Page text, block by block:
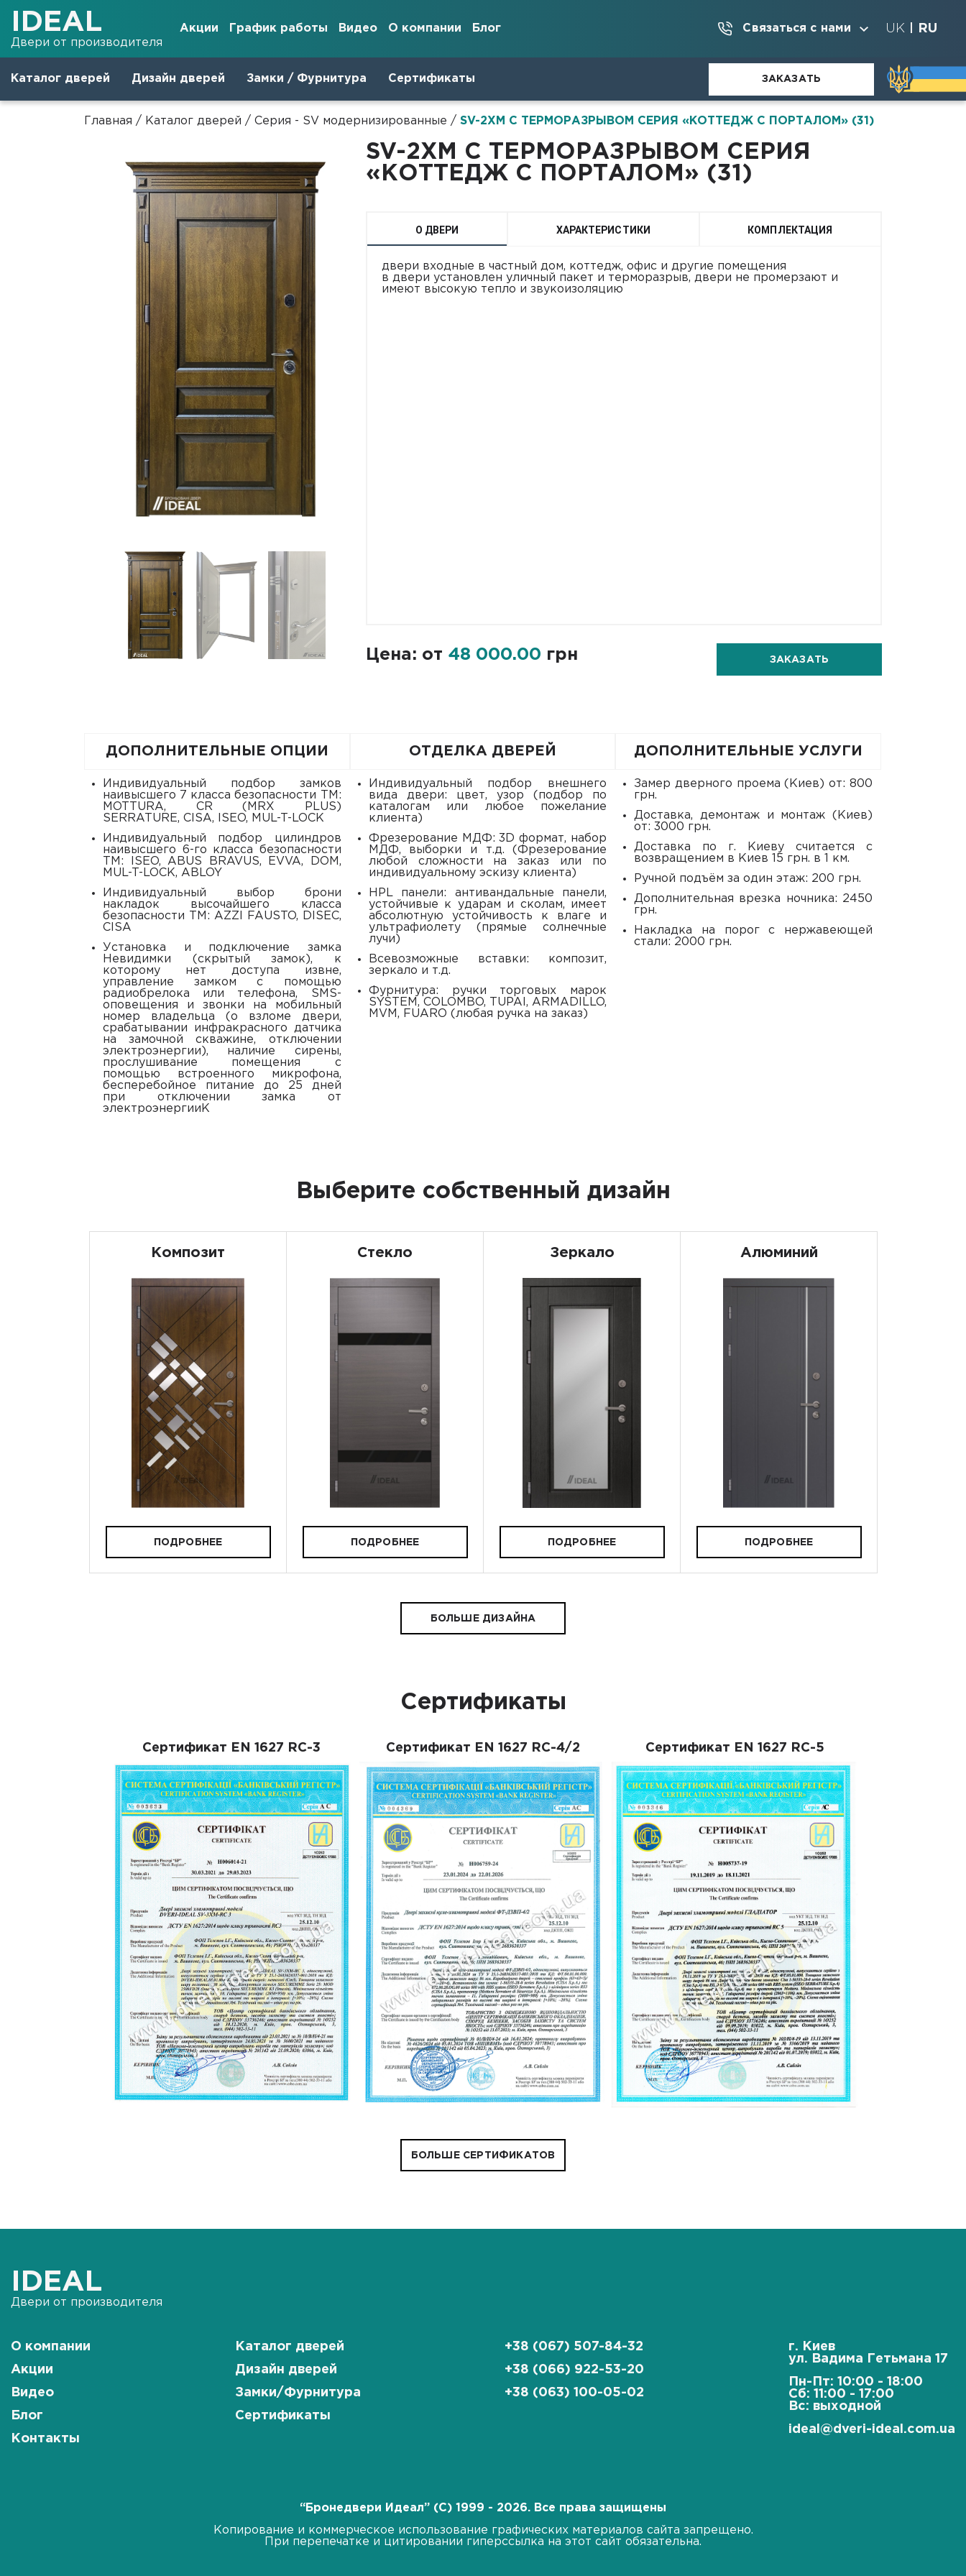
IDEAL
Двери от производителя
Акции График работы Видео О компании Блог Связаться с нами UK RU
Каталог дверей Дизайн дверей Замки / Фурнитура Сертификаты ЗАКАЗАТЬ
Главная / Каталог дверей / Серия - SV модернизированные / SV-2XМ С ТЕРМОРАЗРЫВОМ СЕРИЯ «КОТТЕДЖ С ПОРТАЛОМ» (31)
SV-2XМ С ТЕРМОРАЗРЫВОМ СЕРИЯ
«КОТТЕДЖ С ПОРТАЛОМ» (31)
О ДВЕРИ ХАРАКТЕРИСТИКИ КОМПЛЕКТАЦИЯ
двери входные в частный дом, коттедж, офис и другие помещения
в двери установлен уличный пакет и терморазрыв, двери не промерзают и
имеют высокую тепло и звукоизоляцию
Цена: от 48 000.00 грн ЗАКАЗАТЬ
ДОПОЛНИТЕЛЬНЫЕ ОПЦИИ
индивидуальный подбор замков
наивысшего 7 класса безопасности ТМ:
MOTTURA, CR (MRX PLUS)
SERRATURE, CISA, ISEO, MUL-T-LOCK
индивидуальный подбор цилиндров
наивысшего 6-го класса безопасности
ТМ: ISEO, ABUS BRAVUS, EVVA, DOM,
MUL-T-LOCK, ABLOY
индивидуальный выбор брони
накладок высочайшего класса
безопасности ТМ: AZZI FAUSTO, DISEC,
CISA
установка и подключение замка
Невидимки (скрытый замок), к
которому нет доступа извне,
управление замком с помощью
радиобрелока или телефона, SMS-
оповещения и звонки на мобильный
номер владельца (о взломе двери,
срабатывании инфракрасного датчика
на замочной скважине, отключении
электроэнергии), наличие сирены,
прослушивание помещения с
помощью встроенного микрофона,
бесперебойное питание до 25 дней
при отключении замка от
электроэнергииК
ОТДЕЛКА ДВЕРЕЙ
индивидуальный подбор внешнего
вида двери: цвет, узор (подбор по
каталогам или любое пожелание
клиента)
Фрезерование МДФ: 3D формат, набор
МДФ, выборки и т.д. (Фрезерование
любой сложности на заказ или по
индивидуальному эскизу клиента)
HPL панели: антивандальные панели,
устойчивые к ударам и сколам, имеет
абсолютную устойчивость к влаге и
ультрафиолету (прямые солнечные
лучи)
всевозможные вставки: композит,
зеркало и т.д.
фурнитура: ручки торговых марок
SYSTEM, COLOMBO, TUPAI, ARMADILLO,
MVM, FUARO (любая ручка на заказ)
ДОПОЛНИТЕЛЬНЫЕ УСЛУГИ
Замер дверного проема (Киев) от: 800
грн.
Доставка, демонтаж и монтаж (Киев)
от: 3000 грн.
Доставка по г. Киеву считается с
возвращением в Киев 15 грн. в 1 км.
Ручной подъём за один этаж: 200 грн.
Дополнительная врезка ночника: 2450
грн.
Накладка на порог с нержавеющей
стали: 2000 грн.
Выберите собственный дизайн
Композит
ПОДРОБНЕЕ
Стекло
ПОДРОБНЕЕ
Зеркало
ПОДРОБНЕЕ
Алюминий
ПОДРОБНЕЕ
БОЛЬШЕ ДИЗАЙНА
Сертификаты
Сертификат EN 1627 RC-3 Сертификат EN 1627 RC-4/2 Сертификат EN 1627 RC-5
БОЛЬШЕ СЕРТИФИКАТОВ
IDEAL
Двери от производителя
О компании
Акции
Видео
Блог
Контакты
Каталог дверей
Дизайн дверей
Замки/Фурнитура
Сертификаты
+38 (067) 507-84-32
+38 (066) 922-53-20
+38 (063) 100-05-02
г. Киев
ул. Вадима Гетьмана 17
Пн-Пт: 10:00 - 18:00
Сб: 11:00 - 17:00
Вс: выходной
ideal@dveri-ideal.com.ua
“Бронедвери Идеал” (C) 1999 - 2026. Все права защищены
Копирование и коммерческое использование графических материалов сайта запрещено.
При перепечатке и цитировании гиперссылка на этот сайт обязательна.